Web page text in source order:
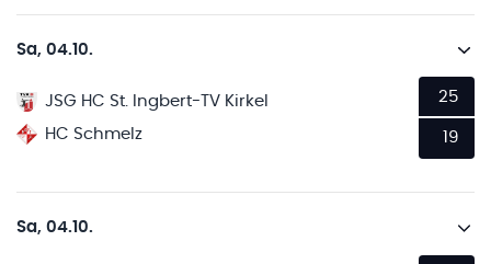
Sa, 04.10.
JSG HC St. Ingbert-TV Kirkel
HC Schmelz
25
19
Sa, 04.10.